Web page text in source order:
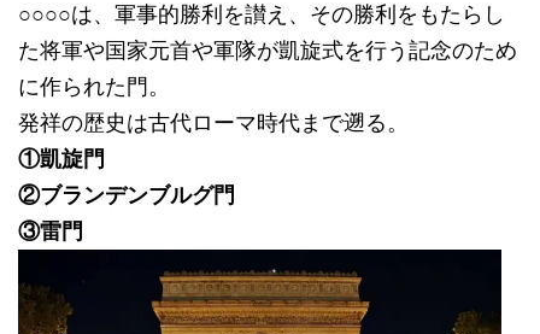
○○○○は、軍事的勝利を讃え、その勝利をもたらし
た将軍や国家元首や軍隊が凱旋式を行う記念のため
に作られた門。
発祥の歴史は古代ローマ時代まで遡る。
①凱旋門
②ブランデンブルグ門
③雷門